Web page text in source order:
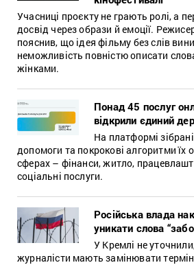
Учасниці проєкту не грають ролі, а
досвід через образи й емоції.
пояснив, що ідея фільму без слів
неможливість повністю описати
жінками.
Понад 45 послуг
відкрили єдиний
На платформі
допомоги та покрокові алгоритми їх
сферах – фінанси, житло,
соціальні послуги.
Російська влада
уникати слова
У Кремлі не
журналісти мають замінювати